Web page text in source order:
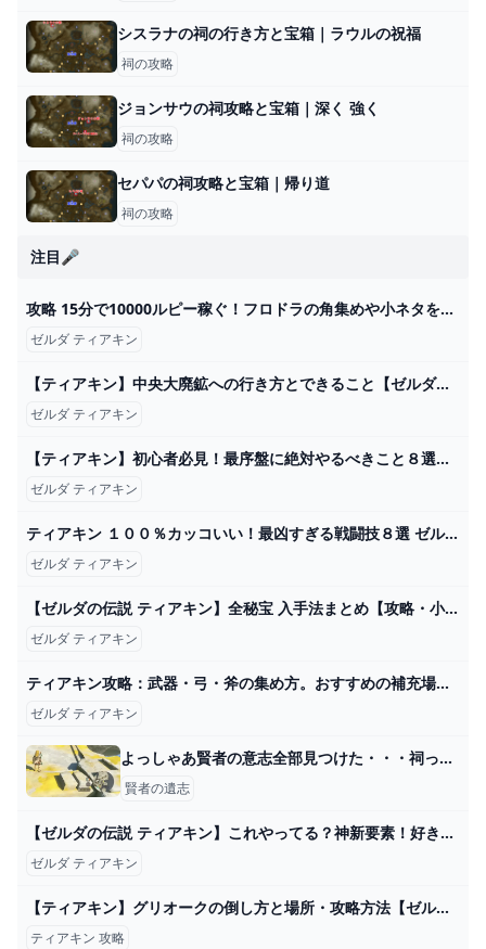
シスラナの祠の行き方と宝箱｜ラウルの祝福
祠の攻略
ジョンサウの祠攻略と宝箱｜深く 強く
祠の攻略
セパパの祠攻略と宝箱｜帰り道
祠の攻略
注目🎤
攻略 15分で10000ルピー稼ぐ！フロドラの角集めや小ネタを紹介 ゼルダの伝説 ブレスオブザワイルド - YouTube
ゼルダ ティアキン
【ティアキン】中央大廃鉱への行き方とできること【ゼルダの伝説ティアーズオブザキングダム】 - アルテマ
ゼルダ ティアキン
【ティアキン】初心者必見！最序盤に絶対やるべきこと８選【ゼルダの伝説ティアーズオブザキングダム】【ゆっくり】 - YouTube
ゼルダ ティアキン
ティアキン １００％カッコいい！最凶すぎる戦闘技８選 ゼルダの伝説 ティアーズ オブ ザ キングダム - YouTube
ゼルダ ティアキン
【ゼルダの伝説 ティアキン】全秘宝 入手法まとめ【攻略・小ネタ・検証】【ゼルダの伝説 ティアーズオブザキングダム】【ティアキン】【totk】【ゼルダ】 - YouTube
ゼルダ ティアキン
ティアキン攻略：武器・弓・斧の集め方。おすすめの補充場所は？【ゼルダ ティアーズ オブ ザ キングダム日記＃49】 - 電撃オンライン
ゼルダ ティアキン
よっしゃあ賢者の意志全部見つけた・・・祠って空だけでいくつあるの？？ - ゼルダの伝説まとめ速報｜ティアキン｜ブレワイ
賢者の遺志
【ゼルダの伝説 ティアキン】これやってる？神新要素！好きな魔物を自由に配置して飾れる等身大フィギュアが面白い！！僕だけの魔物コレクション【ティアーズオブザキングダム】Part19 - YouTube
ゼルダ ティアキン
【ティアキン】グリオークの倒し方と場所・攻略方法【ゼルダの伝説ティアーズオブザキングダム】 - ゲームウィズ
ティアキン 攻略